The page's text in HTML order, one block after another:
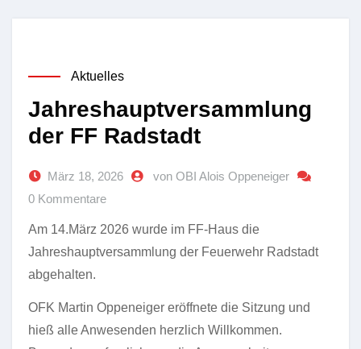
Aktuelles
Jahreshauptversammlung
der FF Radstadt
März 18, 2026
von OBI Alois Oppeneiger
0 Kommentare
Am 14.März 2026 wurde im FF-Haus die
Jahreshauptversammlung der Feuerwehr Radstadt
abgehalten.
OFK Martin Oppeneiger eröffnete die Sitzung und
hieß alle Anwesenden herzlich Willkommen.